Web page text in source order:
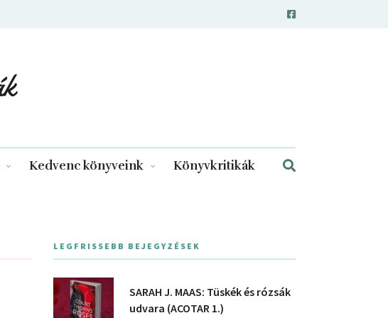
Kedvenc könyveink Könyvkritikák
LEGFRISSEBB BEJEGYZÉSEK
SARAH J. MAAS: Tüskék és rózsák
udvara (ACOTAR 1.)